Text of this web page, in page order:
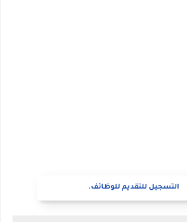
التسجيل للتقديم للوظائف.